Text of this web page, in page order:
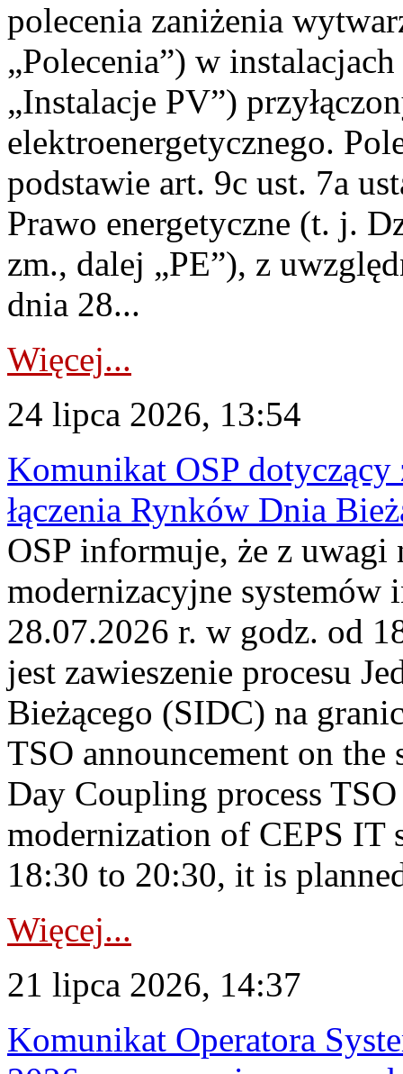
polecenia zaniżenia
„Polecenia”) w
„Instalacje PV”)
elektroenergetycznego.
podstawie art. 9c ust. 7a
Prawo energetyczne (t. j.
zm., dalej „PE”), z
dnia 28...
Więcej...
24 lipca 2026, 13:54
Komunikat OSP dotyczący
łączenia Rynków Dnia
OSP informuje, że z uwagi
modernizacyjne
28.07.2026 r. w godz. od
jest zawieszenie procesu
Bieżącego (SIDC) na
TSO announcement on
Day Coupling process
modernization of CEPS IT
18:30 to 20:30, it is
Więcej...
21 lipca 2026, 14:37
Komunikat Operatora